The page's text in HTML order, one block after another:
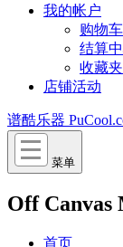
我的帐户
购物车
结算
收藏夹
店铺活动
谱酷乐器
菜单
Off Canvas
首页